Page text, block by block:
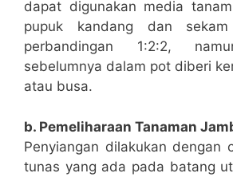
dapat digunakan media
pupuk kandang dan
perbandingan 1:2:2,
sebelumnya dalam pot diberi
atau busa.
b. Pemeliharaan Tanaman
Penyiangan dilakukan dengan
tunas yang ada pada batang